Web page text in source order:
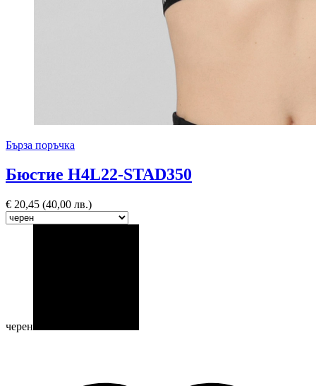
Бърза поръчка
Бюстие H4L22-STAD350
€ 20,45 (40,00 лв.)
черен